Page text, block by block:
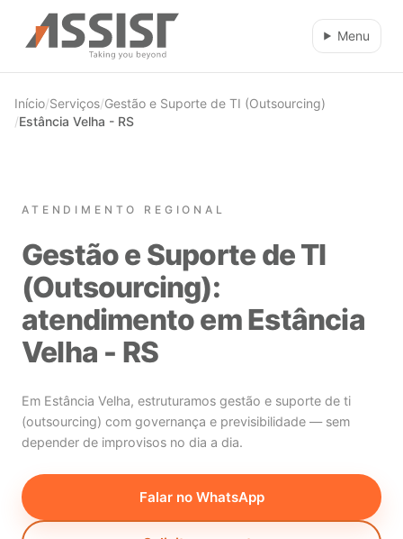
Ir direto para o conteúdo
Menu
Início/Serviços/Gestão e Suporte de TI (Outsourcing)
/Estância Velha - RS
ATENDIMENTO REGIONAL
Gestão e Suporte de TI
(Outsourcing):
atendimento em Estância
Velha - RS
Em Estância Velha, estruturamos gestão e suporte de ti
(outsourcing) com governança e previsibilidade — sem
depender de improvisos no dia a dia.
Falar no WhatsApp